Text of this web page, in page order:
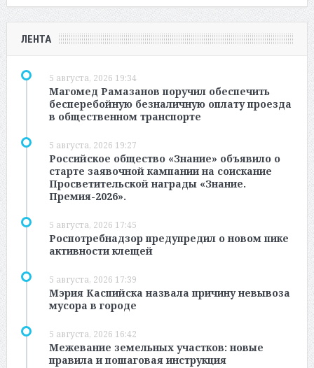
ЛЕНТА
5 августа, 2026 19:34
Магомед Рамазанов поручил обеспечить
бесперебойную безналичную оплату проезда
в общественном транспорте
5 августа, 2026 19:27
Российское общество «Знание» объявило о
старте заявочной кампании на соискание
Просветительской награды «Знание.
Премия-2026».
5 августа, 2026 17:45
Роспотребнадзор предупредил о новом пике
активности клещей
5 августа, 2026 17:39
Мэрия Каспийска назвала причину невывоза
мусора в городе
5 августа, 2026 16:42
Межевание земельных участков: новые
правила и пошаговая инструкция